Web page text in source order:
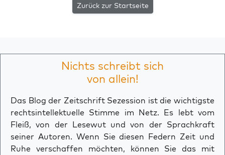
Zurück zur Startseite
Nichts schreibt sich
von allein!
Das Blog der Zeitschrift Sezession ist die wichtigste
rechtsintellektuelle Stimme im Netz. Es lebt vom
Fleiß, von der Lesewut und von der Sprachkraft
seiner Autoren. Wenn Sie diesen Federn Zeit und
Ruhe verschaffen möchten, können Sie das mit